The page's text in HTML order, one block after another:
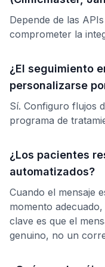
Depende de las
comprometer la
¿El seguimiento
personalizarse
Sí. Configuro flujos
programa de
¿Los pacientes
automatizados?
Cuando el mensaje
momento
clave es que el
genuino, no un